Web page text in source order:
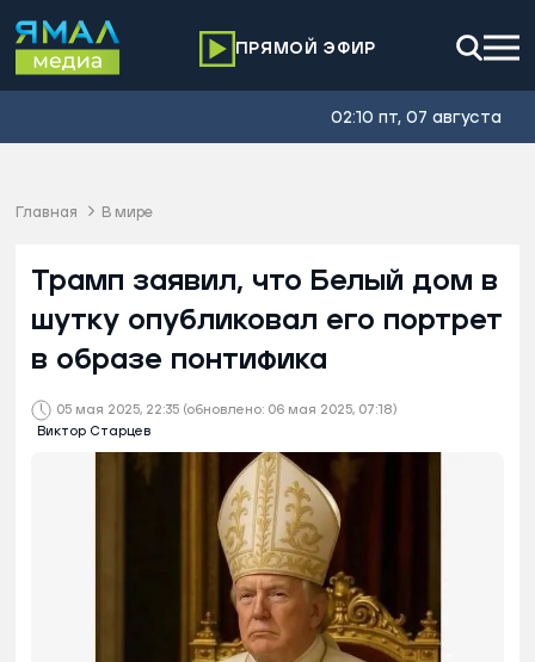
ПРЯМОЙ ЭФИР
02:10 пт, 07 августа
Главная В мире
05 мая 2025, 22:35 (обновлено: 06 мая 2025, 07:18)
Виктор Старцев
Трамп заявил, что Белый дом в
шутку опубликовал его портрет
в образе понтифика